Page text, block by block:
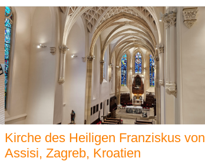
Kirche des Heiligen Franziskus von
Assisi, Zagreb, Kroatien